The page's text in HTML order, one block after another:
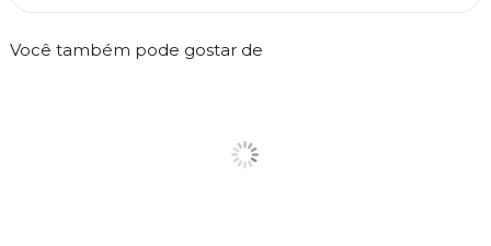
Você também pode gostar de